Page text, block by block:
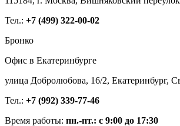
Тел.: +7 (499) 322-00-02
Бронко
Офис в Екатеринбурге
улица Добролюбова, 16/2, Екатеринбург,
Тел.: +7 (992) 339-77-46
Время работы: пн.-пт.: с 9:00 до 17:30